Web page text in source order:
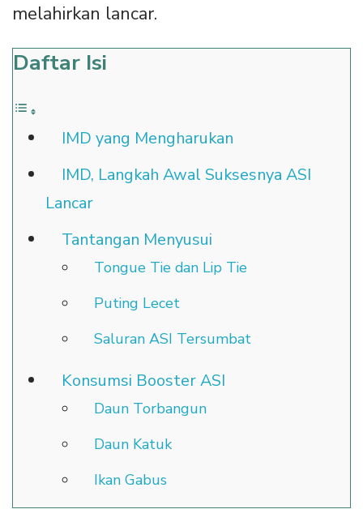
melahirkan lancar.
Daftar Isi
IMD yang Mengharukan
IMD, Langkah Awal Suksesnya ASI
Lancar
Tantangan Menyusui
Tongue Tie dan Lip Tie
Puting Lecet
Saluran ASI Tersumbat
Konsumsi Booster ASI
Daun Torbangun
Daun Katuk
Ikan Gabus